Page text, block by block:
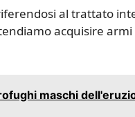
al trattato
acquisire
maschi